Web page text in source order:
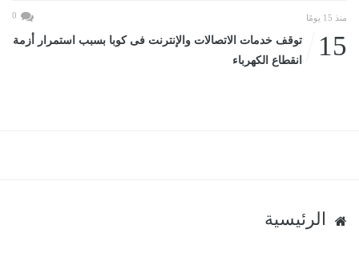
منذ 15 يومًا 0
15
توقف خدمات الاتصالات والإنترنت فى كوبا بسبب استمرار أزمة
انقطاع الكهرباء
الرئيسية